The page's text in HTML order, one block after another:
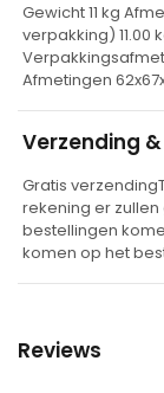
t
v
e
Gewicht 11 kg
verpakking) 11.00
Afmetingen
Verzending
Gratis
rekening er
bestellingen
komen op het
Reviews